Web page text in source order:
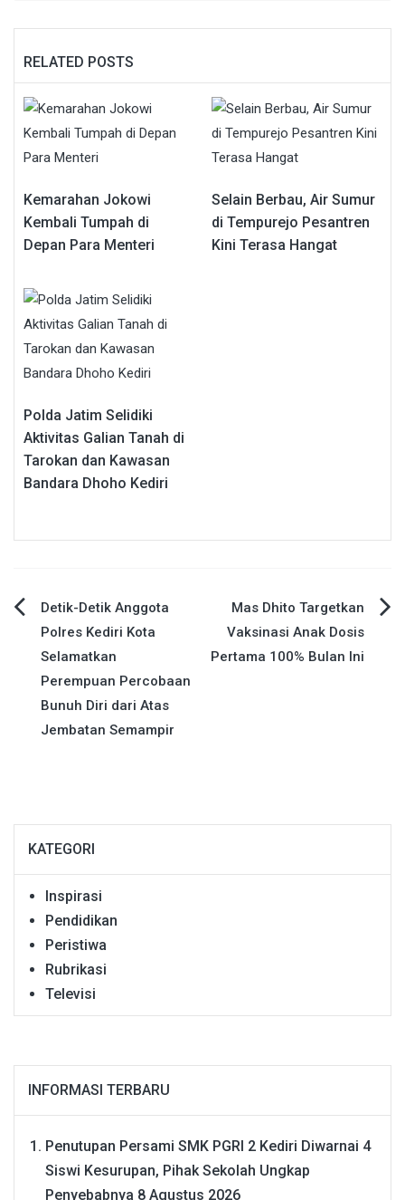
RELATED POSTS
Kemarahan Jokowi
Kembali Tumpah di
Depan Para Menteri
Selain Berbau, Air Sumur
di Tempurejo Pesantren
Kini Terasa Hangat
Polda Jatim Selidiki
Aktivitas Galian Tanah di
Tarokan dan Kawasan
Bandara Dhoho Kediri
Navigasi
pos
Detik-Detik Anggota
Polres Kediri Kota
Selamatkan
Perempuan Percobaan
Bunuh Diri dari Atas
Jembatan Semampir
Mas Dhito Targetkan
Vaksinasi Anak Dosis
Pertama 100% Bulan Ini
KATEGORI
Inspirasi
Pendidikan
Peristiwa
Rubrikasi
Televisi
INFORMASI TERBARU
Penutupan Persami SMK PGRI 2 Kediri Diwarnai 4
Siswi Kesurupan, Pihak Sekolah Ungkap
Penyebabnya 8 Agustus 2026